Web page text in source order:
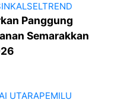
KALSELTREND
Panggung
Semarakkan
UTARAPEMILU